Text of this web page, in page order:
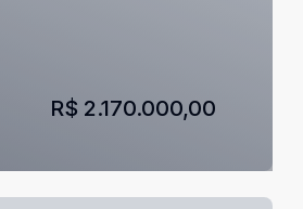
R$ 2.170.000,00